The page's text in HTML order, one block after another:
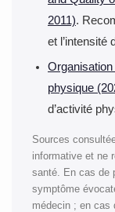
2011).
et l’intensité
physique
d’activité
Sources
informative et ne
santé. En cas de
symptôme
médecin ; en cas